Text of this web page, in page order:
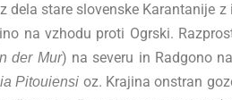
dela stare slovenske Karantanije
na vzhodu proti Ogrski.
der Mur) na severu in Radgono
Pitouiensi oz. Krajina onstran